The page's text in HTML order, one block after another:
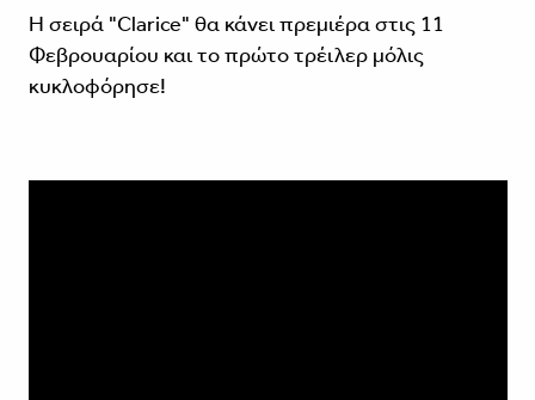
Η σειρά "Clarice" θα κάνει πρεμιέρα στις 11
Φεβρουαρίου και το πρώτο τρέιλερ μόλις
κυκλοφόρησε!